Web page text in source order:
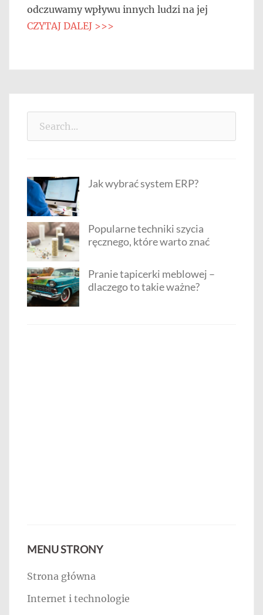
odczuwamy wpływu innych ludzi na jej
CZYTAJ DALEJ >>>
Jak wybrać system ERP?
Popularne techniki szycia
ręcznego, które warto znać
Pranie tapicerki meblowej –
dlaczego to takie ważne?
MENU STRONY
Strona główna
Internet i technologie